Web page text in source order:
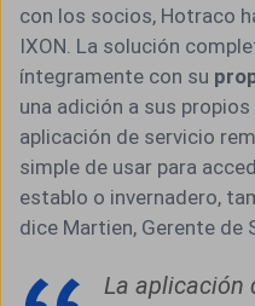
con los socios, Hotraco
IXON. La solución
íntegramente con su
una adición a sus
aplicación de servicio
simple de usar para
establo o invernadero,
dice Martien, Gerente de
La aplicación